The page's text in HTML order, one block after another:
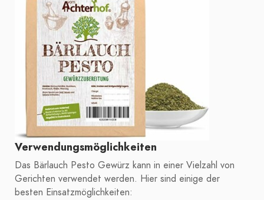
Verwendungsmöglichkeiten
Das Bärlauch Pesto Gewürz kann in einer Vielzahl von
Gerichten verwendet werden. Hier sind einige der
besten Einsatzmöglichkeiten: